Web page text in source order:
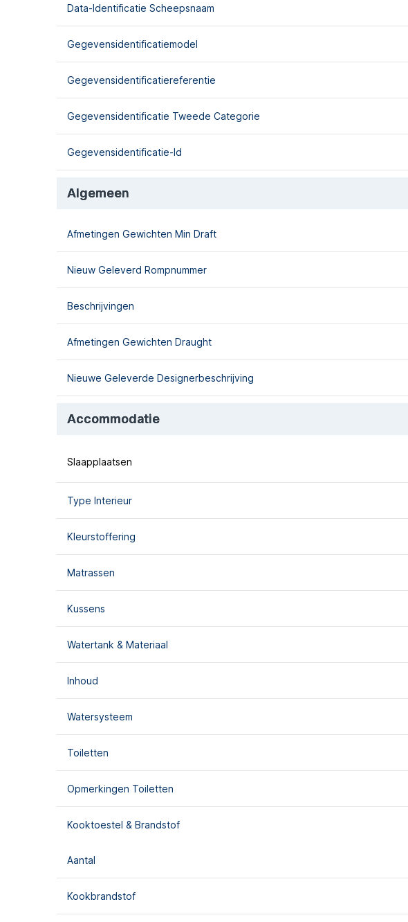
Data-Identificatie Scheepsnaam
Gegevensidentificatiemodel
Gegevensidentificatiereferentie
Gegevensidentificatie Tweede Categorie
Gegevensidentificatie-Id
Algemeen
Afmetingen Gewichten Min Draft
Nieuw Geleverd Rompnummer
Beschrijvingen
Afmetingen Gewichten Draught
Nieuwe Geleverde Designerbeschrijving
Accommodatie
Slaapplaatsen
Type Interieur
Kleurstoffering
Matrassen
Kussens
Watertank & Materiaal
Inhoud
Watersysteem
Toiletten
Opmerkingen Toiletten
Kooktoestel & Brandstof
Aantal
Kookbrandstof